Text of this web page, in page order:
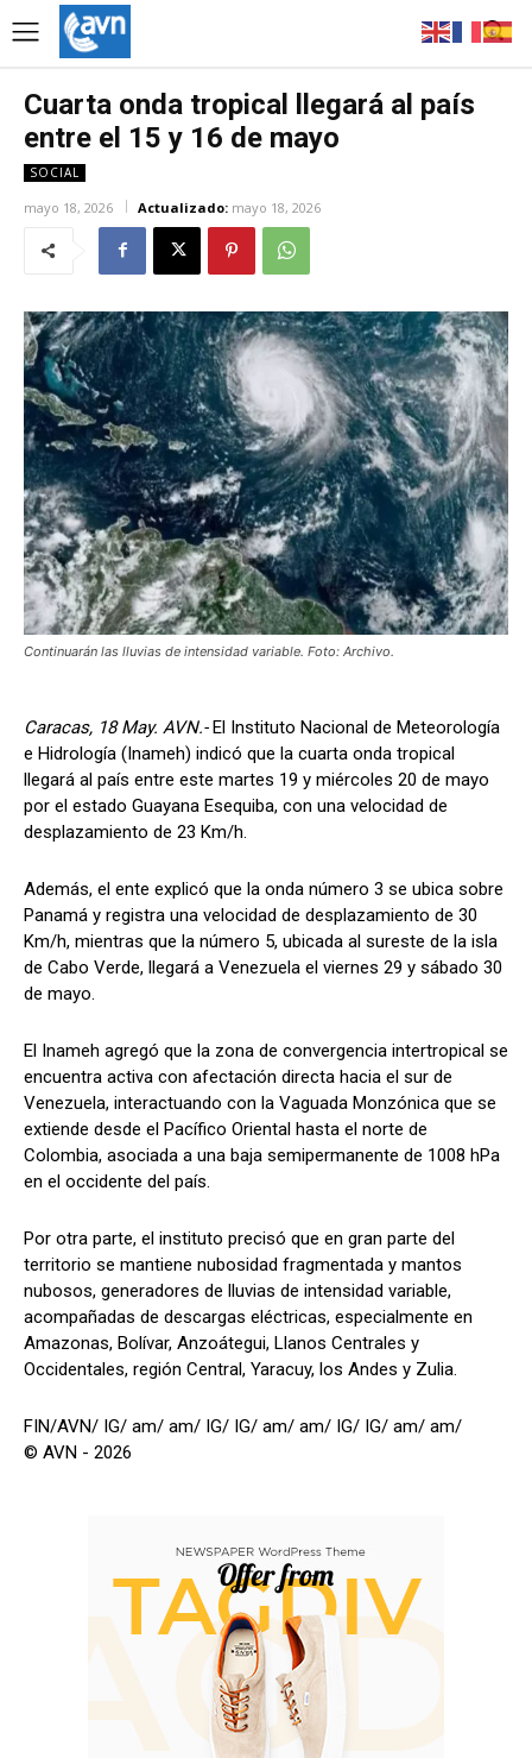
Cuarta onda tropical llegará al país
entre el 15 y 16 de mayo
SOCIAL
mayo 18, 2026 Actualizado: mayo 18, 2026
Continuarán las lluvias de intensidad variable. Foto: Archivo.
Caracas, 18 May. AVN.-El Instituto Nacional de Meteorología
e Hidrología (Inameh) indicó que la cuarta onda tropical
llegará al país entre este martes 19 y miércoles 20 de mayo
por el estado Guayana Esequiba, con una velocidad de
desplazamiento de 23 Km/h.
Además, el ente explicó que la onda número 3 se ubica sobre
Panamá y registra una velocidad de desplazamiento de 30
Km/h, mientras que la número 5, ubicada al sureste de la isla
de Cabo Verde, llegará a Venezuela el viernes 29 y sábado 30
de mayo.
El Inameh agregó que la zona de convergencia intertropical se
encuentra activa con afectación directa hacia el sur de
Venezuela, interactuando con la Vaguada Monzónica que se
extiende desde el Pacífico Oriental hasta el norte de
Colombia, asociada a una baja semipermanente de 1008 hPa
en el occidente del país.
Por otra parte, el instituto precisó que en gran parte del
territorio se mantiene nubosidad fragmentada y mantos
nubosos, generadores de lluvias de intensidad variable,
acompañadas de descargas eléctricas, especialmente en
Amazonas, Bolívar, Anzoátegui, Llanos Centrales y
Occidentales, región Central, Yaracuy, los Andes y Zulia.
FIN/AVN/ IG/ am/ am/ IG/ IG/ am/ am/ IG/ IG/ am/ am/
© AVN - 2026